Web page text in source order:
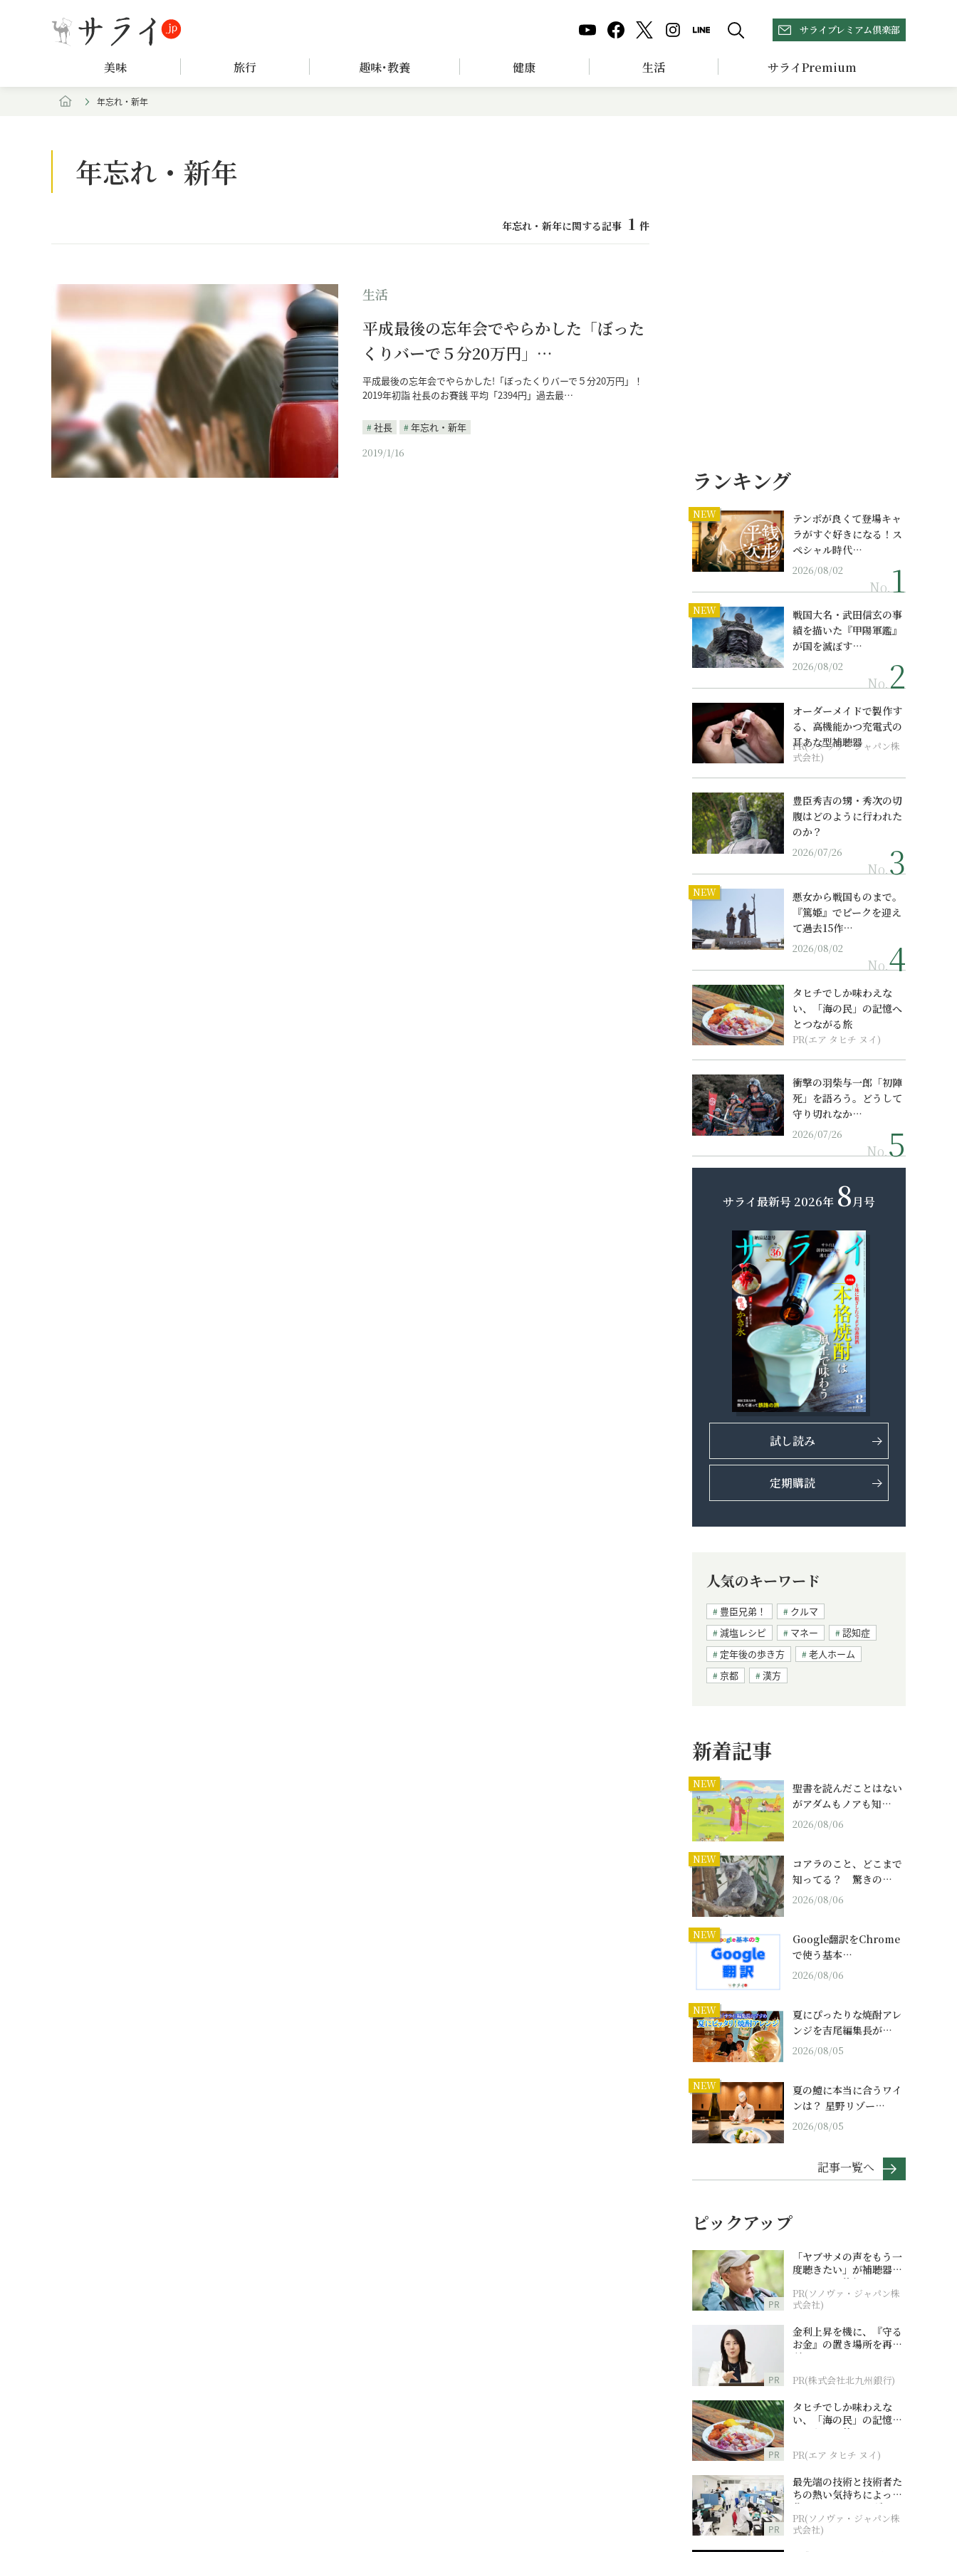
サライプレミアム倶楽部
美味 旅行 趣味･教養 健康 生活 サライPremium
年忘れ・新年
年忘れ・新年
年忘れ・新年に関する記事 1 件
生活
平成最後の忘年会でやらかした「ぼった
くりバーで５分20万円」…
平成最後の忘年会でやらかした!「ぼったくりバーで５分20万円」！
2019年初詣 社長のお賽銭 平均「2394円」過去最…
社長
年忘れ・新年
2019/1/16
ランキング
NEW
テンポが良くて登場キャ
ラがすぐ好きになる！ス
ペシャル時代…
2026/08/02
No.
NEW
戦国大名・武田信玄の事
績を描いた『甲陽軍鑑』
が国を滅ぼす…
2026/08/02
No.
オーダーメイドで製作す
る、高機能かつ充電式の
耳あな型補聴器
PR(ソノヴァ・ジャパン株
式会社)
豊臣秀吉の甥・秀次の切
腹はどのように行われた
のか？
2026/07/26
No.
NEW
悪女から戦国ものまで。
『篤姫』でピークを迎え
て過去15作…
2026/08/02
No.
タヒチでしか味わえな
い、「海の民」の記憶へ
とつながる旅
PR(エア タヒチ ヌイ)
衝撃の羽柴与一郎「初陣
死」を語ろう。どうして
守り切れなか…
2026/07/26
No.
サライ最新号 2026年 8月号
試し読み
定期購読
人気のキーワード
豊臣兄弟！
クルマ
減塩レシピ
マネー
認知症
定年後の歩き方
老人ホーム
京都
漢方
新着記事
NEW
聖書を読んだことはない
がアダムもノアも知…
2026/08/06
NEW
コアラのこと、どこまで
知ってる？ 驚きの…
2026/08/06
NEW
Google翻訳をChrome
で使う基本…
2026/08/06
NEW
夏にぴったりな焼酎アレ
ンジを吉尾編集長が…
2026/08/05
NEW
夏の鱧に本当に合うワイ
ンは？ 星野リゾー…
2026/08/05
記事一覧へ
ピックアップ
PR
「ヤブサメの声をもう一
度聴きたい」が補聴器チ
ャレンジの後押しに
PR(ソノヴァ・ジャパン株
式会社)
PR
金利上昇を機に、『守る
お金』の置き場所を再検
討
PR(株式会社北九州銀行)
PR
タヒチでしか味わえな
い、「海の民」の記憶へ
とつながる旅
PR(エア タヒチ ヌイ)
PR
最先端の技術と技術者た
ちの熱い気持ちによって
作られているオーダーメ
イド補聴器
PR(ソノヴァ・ジャパン株
式会社)